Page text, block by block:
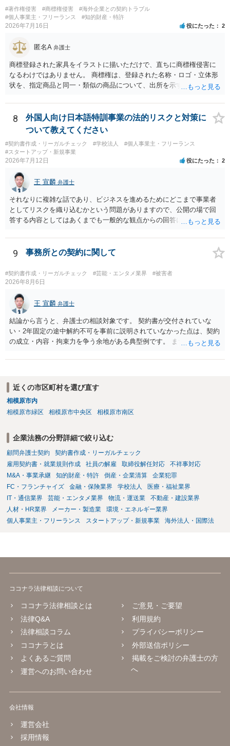
#著作権侵害 #商標権侵害
#海外企業との契約トラブル
#個人事業主・フリーランス
#知的財産・特許
2026年7月16日 役にたった 2
匿名A 弁護士
商標登録された家具をイラストに描いただけで、直ちに商標権侵害に
なるわけではありません。 商標権は、登録された名称・ロゴ・立体形
状を、指定商品と同一・類似の商品について、出所を示す表示として
て描くにとどまる場合は、通常、商標権侵害にはなりにくいと考えら
れます。 ただし、家具名や特徴的な形状を商品名・広告に大きく表示
し、公式商品やライセンス商品と誤認させる販売方法であれば、商標
権や不正競争防止法上の問題が生じ得ます。家具のデザインに著作権
が認められる場合は、著作権も別途問題となります。 無料のSNS投稿
やプレゼントでも、著作権侵害は成立し得ます。商標権については、
日本の商標権は原則として日本国内にのみ効力を持ちます。外国で販
売する場合は、販売国の商標・意匠等を確認する必要があります。 他
の作家の例は、許諾を得ている、権利が消滅している、侵害に当たら
ない、又は単に権利行使されていないなど、様々な可能性がありま
す。他人が販売していることだけでは、適法とは判断できません。
8
外国人向け日本語特訓事業の法的リスクと対策に
ついて教えてください
#契約書作成・リーガルチェック #学校法人
#個人事業主・フリーランス
#スタートアップ・新規事業
2026年7月12日 役にたった 2
王 宣麟 弁護士
それなりに複雑な話であり、ビジネスを進めるためにどこまで事業者
としてリスクを織り込むかという問題がありますので、公開の場で回
答する内容としてはあくまでも一般的な観点からの回答になります
授業・言語コーチング」と明確に位置付け、サーフィンや農業体験、
工場見学等のアクティビティは、旅行商品ではなく授業に付随した無
償の交流・学習機会として整理すること。 ・宿泊・交通・レンタカー
等の契約主体および支払は常にクライアント本人と事業者の間で完結
させ、日本語講師は予約手続や支払の代理・媒介・取次・窓口を担わ
ないこと。 ・利用規約・免責条項では、①講師は旅行業者ではなく運
送・宿泊等のサービス提供者とは独立した立場であること、②参加者
の移動・アクティビティ参加は自己の判断と責任によること、③講師
の故意・重大な過失を除く範囲で事故等についての責任を限定するこ
とを明示すること。 この辺りは意識して書類等を作成された方がよろ
しいかと思います。 公開の場で個別具体的な内容に従って回答するの
9 事務所との契約に関して
#契約書作成・リーガルチェック #芸能・エンタメ業界 #被害者
2026年8月6日
王 宣麟 弁護士
結論から言うと、弁護士の相談対象です。 契約書が交付されていな
い・2年固定の途中解約不可を事前に説明されていなかった点は、契約
の成立・内容・拘束力を争う余地がある典型例です。 まずは、運営と
みてはいかがでしょうか。 また同時並行で（もしまだされていないの
近くの市区町村を選び直す
相模原市内
相模原市緑区
相模原市中央区 相模原市南区
企業法務の分野詳細で絞り込む
顧問弁護士契約
契約書作成・リーガルチェック
雇用契約書・就業規則作成
社員の解雇 取締役解任対応
不祥事対応
M&A・事業承継
知的財産・特許 倒産・企業清算
企業犯罪
FC・フランチャイズ
金融・保険業界 学校法人
医療・福祉業界
IT・通信業界
芸能・エンタメ業界 物流・運送業
不動産・建設業界
人材・HR業界
メーカー・製造業
環境・エネルギー業界
個人事業主・フリーランス
スタートアップ・新規事業 海外法人・国際法
ココナラ法律相談について
ココナラ法律相談とは
法律Q&A
法律相談コラム
ココナラとは
よくあるご質問
運営へのお問い合わせ
ご意見・ご要望
利用規約
プライバシーポリシー
外部送信ポリシー
掲載をご検討の弁護士の方
へ
会社情報
運営会社
採用情報